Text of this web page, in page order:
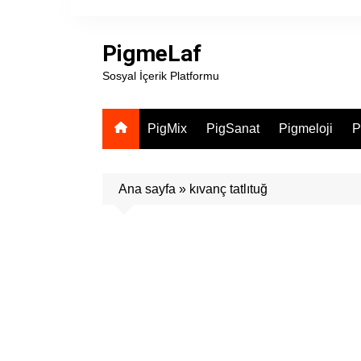
PigmeLaf
Sosyal İçerik Platformu
PigMix PigSanat Pigmeloji
Ana sayfa » kıvanç tatlıtuğ